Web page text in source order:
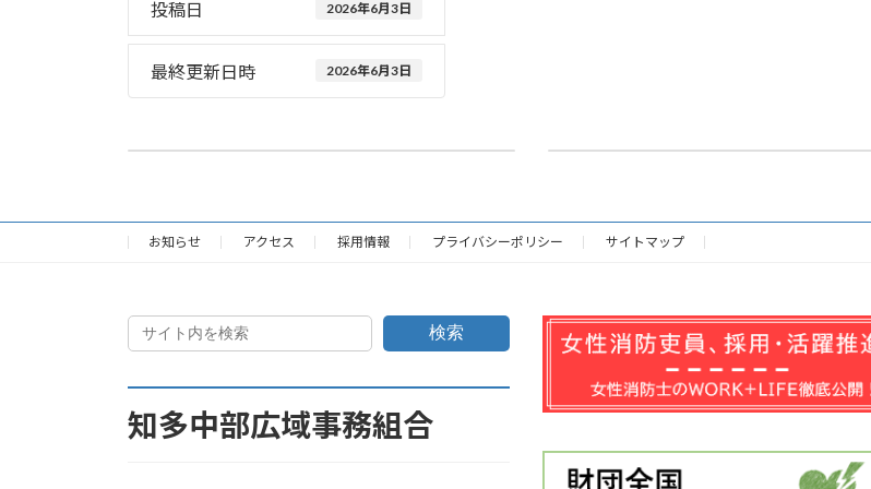
投稿日 2026年6月3日
最終更新日時 2026年6月3日
お知らせ アクセス 採用情報 プライバシーポリシー サイトマップ
検索
知多中部広域事務組合